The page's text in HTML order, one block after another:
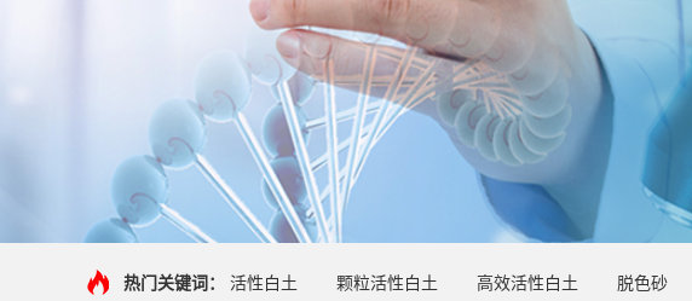
热门关键词： 活性白土 颗粒活性白土 高效活性白土 脱色砂